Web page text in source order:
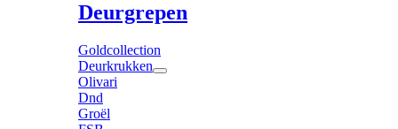
Deurgrepen
Goldcollection
Deurkrukken
Olivari
Dnd
Groël